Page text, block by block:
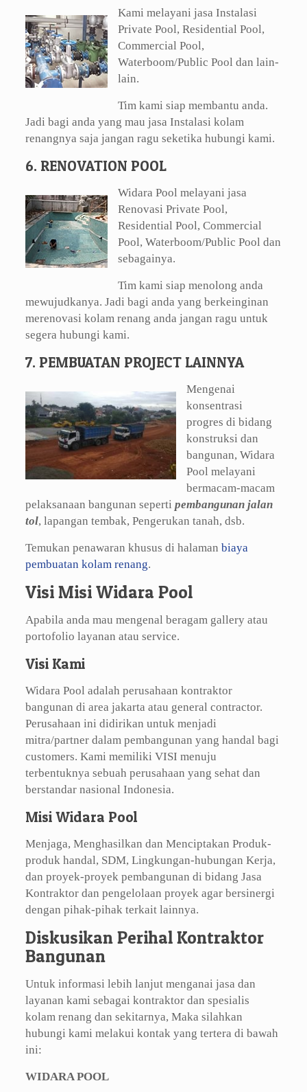
Kami melayani jasa Instalasi
Private Pool, Residential Pool,
Commercial Pool,
Waterboom/Public Pool dan lain-
lain.
Tim kami siap membantu anda.
Jadi bagi anda yang mau jasa Instalasi kolam
renangnya saja jangan ragu seketika hubungi kami.
6. RENOVATION POOL
Widara Pool melayani jasa
Renovasi Private Pool,
Residential Pool, Commercial
Pool, Waterboom/Public Pool dan
sebagainya.
Tim kami siap menolong anda
mewujudkanya. Jadi bagi anda yang berkeinginan
merenovasi kolam renang anda jangan ragu untuk
segera hubungi kami.
7. PEMBUATAN PROJECT LAINNYA
Mengenai
konsentrasi
progres di bidang
konstruksi dan
bangunan, Widara
Pool melayani
bermacam-macam
pelaksanaan bangunan seperti pembangunan jalan
tol, lapangan tembak, Pengerukan tanah, dsb.
Temukan penawaran khusus di halaman biaya
pembuatan kolam renang.
Visi Misi Widara Pool
Apabila anda mau mengenal beragam gallery atau
portofolio layanan atau service.
Visi Kami
Widara Pool adalah perusahaan kontraktor
bangunan di area jakarta atau general contractor.
Perusahaan ini didirikan untuk menjadi
mitra/partner dalam pembangunan yang handal bagi
customers. Kami memiliki VISI menuju
terbentuknya sebuah perusahaan yang sehat dan
berstandar nasional Indonesia.
Misi Widara Pool
Menjaga, Menghasilkan dan Menciptakan Produk-
produk handal, SDM, Lingkungan-hubungan Kerja,
dan proyek-proyek pembangunan di bidang Jasa
Kontraktor dan pengelolaan proyek agar bersinergi
dengan pihak-pihak terkait lainnya.
Diskusikan Perihal Kontraktor
Bangunan
Untuk informasi lebih lanjut menganai jasa dan
layanan kami sebagai kontraktor dan spesialis
kolam renang dan sekitarnya, Maka silahkan
hubungi kami melakui kontak yang tertera di bawah
ini:
WIDARA POOL